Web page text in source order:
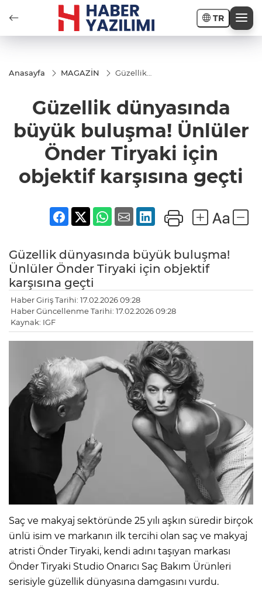
TR
Anasayfa MAGAZİN
Güzellik
buluşma!
Ünlüler
Tiryaki için
objektif
karşısına
geçti
Güzellik dünyasında
büyük buluşma! Ünlüler
Önder Tiryaki için
objektif karşısına geçti
Güzellik dünyasında büyük buluşma!
Ünlüler Önder Tiryaki için objektif
karşısına geçti
Haber Giriş Tarihi: 17.02.2026 09:28
Haber Güncellenme Tarihi: 17.02.2026 09:28
Kaynak: IGF
Saç ve makyaj sektöründe 25 yılı aşkın süredir birçok
ünlü isim ve markanın ilk tercihi olan saç ve makyaj
atristi Önder Tiryaki, kendi adını taşıyan markası
Önder Tiryaki Studio Onarıcı Saç Bakım Ürünleri
serisiyle güzellik dünyasına damgasını vurdu.